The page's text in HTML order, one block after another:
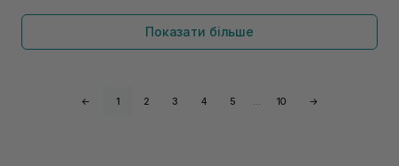
Показати більше
← 1 2 3 4 5 … 10 →